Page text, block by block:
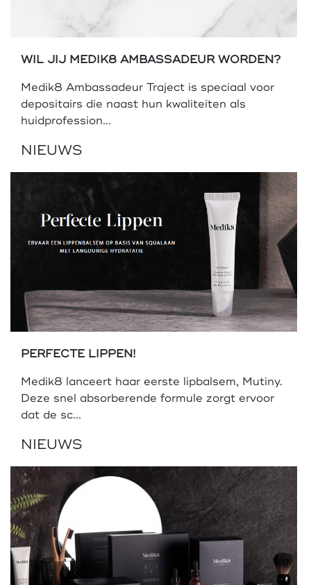
WIL JIJ MEDIK8 AMBASSADEUR WORDEN?
Medik8 Ambassadeur Traject is speciaal voor
depositairs die naast hun kwaliteiten als
huidprofession...
NIEUWS
PERFECTE LIPPEN!
Medik8 lanceert haar eerste lipbalsem, Mutiny.
Deze snel absorberende formule zorgt ervoor
dat de sc...
NIEUWS